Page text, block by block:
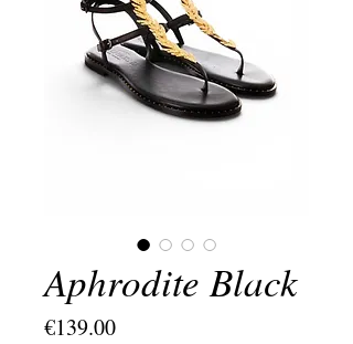
Aphrodite Black
€139.00Price